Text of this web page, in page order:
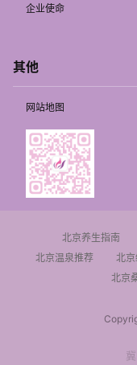
企业使命
其他
网站地图
北京养生指南
北京温泉推荐
北
北京